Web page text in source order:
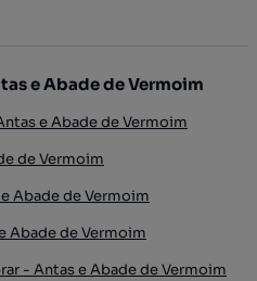
e Abade de Vermoim
e Abade de Vermoim
de Vermoim
Abade de Vermoim
Abade de Vermoim
- Antas e Abade de Vermoim